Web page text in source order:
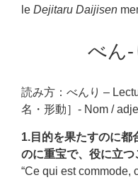
le Dejitaru Daijisen
べん‐
読み方：べんり –
名・形動］- Nom /
1.目的を果たすのに都
のに重宝で、役に立つ
“Ce qui est commode,